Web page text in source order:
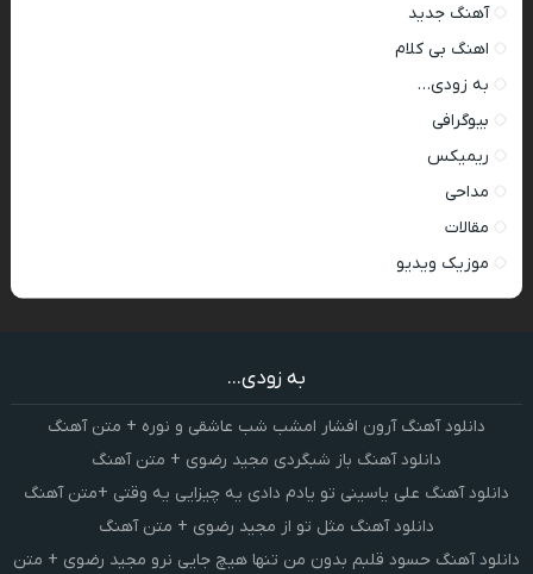
آهنگ جدید
اهنگ بی کلام
به زودی…
بیوگرافی
ریمیکس
مداحی
مقالات
موزیک ویدیو
به زودی...
دانلود آهنگ آرون افشار امشب شب عاشقی و نوره + متن آهنگ
دانلود آهنگ باز شبگردی مجید رضوی + متن آهنگ
دانلود آهنگ علی یاسینی تو یادم دادی یه چیزایی یه وقتی +متن آهنگ
دانلود آهنگ مثل تو از مجید رضوی + متن آهنگ
دانلود آهنگ حسود قلبم بدون من تنها هیچ جایی نرو مجید رضوی + متن